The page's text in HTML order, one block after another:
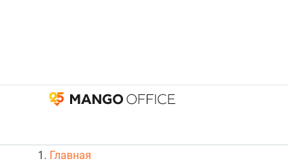
Главная